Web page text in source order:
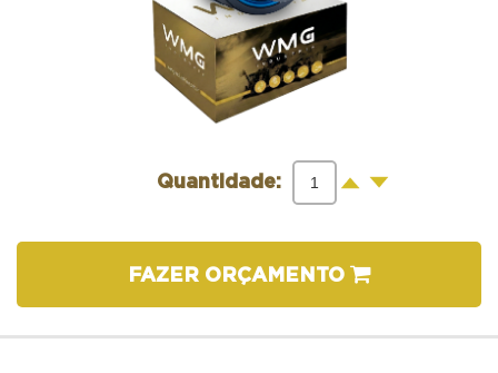
Quantidade: + -
FAZER ORÇAMENTO